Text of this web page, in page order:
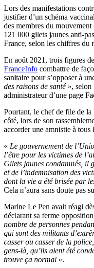
Lors des manifestations
justifier d’un schéma
des membres du
121 000 gilets jaunes anti-
France, selon les chiffres du
En août 2021, trois figures
FranceInfo combattre de
sanitaire pour s’opposer à
des raisons de santé »,
administrateur d’une page
Pourtant, le chef de file de la
côté, lors de son
accorder une amnistie à tous
« Le gouvernement de
l’être pour les victimes de
Gilets jaunes condamnés, il
et de l’indemnisation des
dont la vie a été brisée par
Cela n’aura sans doute pas
Marine Le Pen avait réagi
déclarant sa ferme
nombre de personnes
qui sont des militants
casser ou casser de la
gens-là, qu’ils aient été
trouve ça normal ».